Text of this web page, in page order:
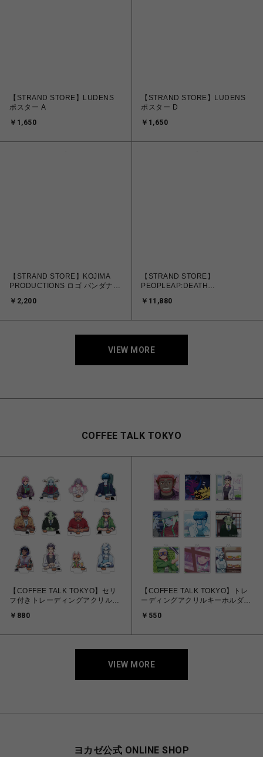
【STRAND STORE】LUDENS
ポスター A
￥1,650
【STRAND STORE】LUDENS
ポスター D
￥1,650
【STRAND STORE】KOJIMA
PRODUCTIONS ロゴ バンダナ
￥2,200
【STRAND STORE】
PEOPLEAP:DEATH
￥11,880
VIEW MORE
COFFEE TALK TOKYO
【COFFEE TALK TOKYO】セリ
フ付きトレーディングアクリルス
発送予定
￥880
【COFFEE TALK TOKYO】トレ
ーディングアクリルキーホルダー
￥550
VIEW MORE
ヨカゼ公式 ONLINE SHOP